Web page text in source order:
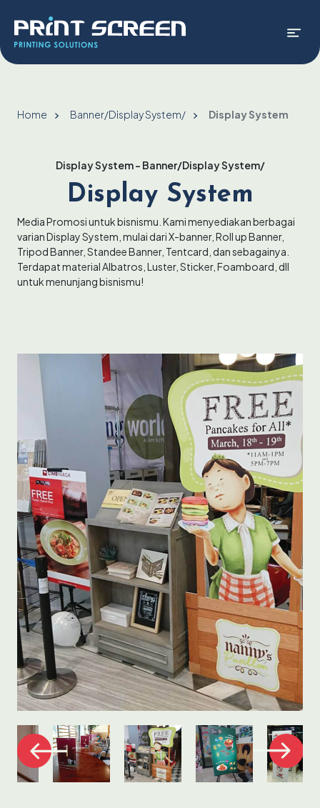
Home Banner/Display System/ Display System
Display System - Banner/Display System/
Display System
Media Promosi untuk bisnismu. Kami menyediakan berbagai
varian Display System, mulai dari X-banner, Roll up Banner,
Tripod Banner, Standee Banner, Tentcard, dan sebagainya.
Terdapat material Albatros, Luster, Sticker, Foamboard, dll
untuk menunjang bisnismu!